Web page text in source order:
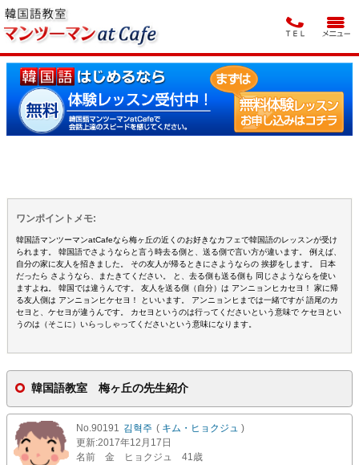
ワンポイントメモ:
韓国語マンツーマンatCafeなら梅ヶ丘の近くのお好きなカフェで韓国語のレッスンが受け
られます。 韓国語でさようならと言う時去る側と、送る側で言い方が違います。 例えば、
自分の家に友人を招きました。 その友人が帰るときにさようならの 挨拶をします。 日本
だったら さようなら、またきてください。 と、去る側も送る側も 同じさようならを使い
ますよね。 韓国では違うんです。 友人を送る側（自分）は アンニョンヒカセヨ！ 家に帰
る友人側は アンニョンヒケセヨ！ といいます。 アンニョンヒまでは一緒ですが 語尾のカ
セヨと、ケセヨが違うんです。 カセヨというのは行ってくださいという意味で ケセヨとい
うのは（そこに）いらっしゃってくださいという意味になります。
韓国語教室 梅ヶ丘の先生紹介
No.90191 김혁주 ( キム・ヒョクジュ )
更新:2017年12月17日
名前
金 ヒョクジュ 41歳